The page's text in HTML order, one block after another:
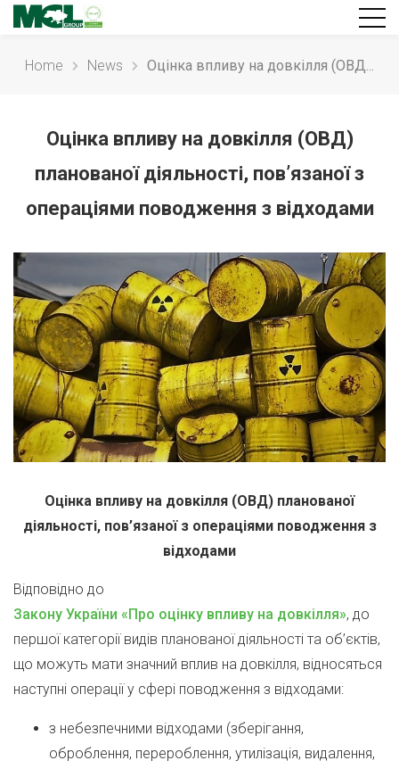
Home News Оцінка впливу на довкілля (ОВД...
Оцінка впливу на довкілля (ОВД)
планованої діяльності, пов’язаної з
операціями поводження з відходами
Оцінка впливу на довкілля (ОВД) планованої
діяльності, пов’язаної з операціями поводження з
відходами
Відповідно до
Закону України «Про оцінку впливу на довкілля», до
першої категорії видів планованої діяльності та об’єктів,
що можуть мати значний вплив на довкілля, відносяться
наступні операції у сфері поводження з відходами:
з небезпечними відходами (зберігання,
оброблення, перероблення, утилізація, видалення,